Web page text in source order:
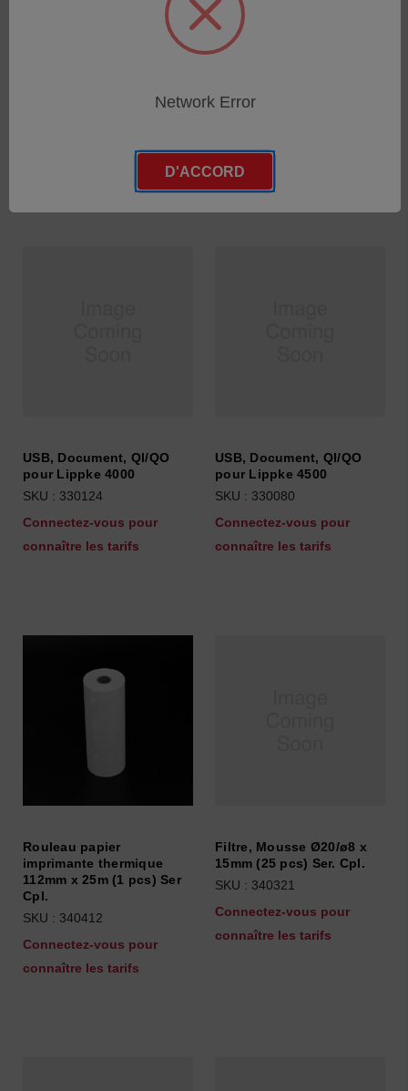
connaître les tarifs
USB, Document, QI/QO
pour Lippke 4000
SKU : 330124
Connectez-vous pour
connaître les tarifs
USB, Document, QI/QO
pour Lippke 4500
SKU : 330080
Connectez-vous pour
connaître les tarifs
Rouleau papier
imprimante thermique
112mm x 25m (1 pcs) Ser
Cpl.
SKU : 340412
Connectez-vous pour
connaître les tarifs
Filtre, Mousse Ø20/ø8 x
15mm (25 pcs) Ser. Cpl.
SKU : 340321
Connectez-vous pour
connaître les tarifs
Network Error
D'ACCORD